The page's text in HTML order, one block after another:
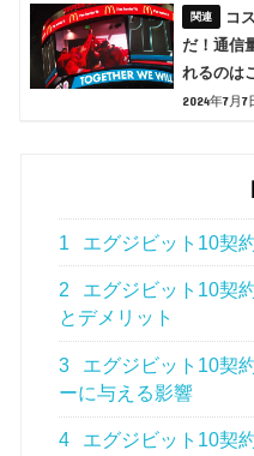
コ
だ！通信
れるのは
2024年7月7
1 エグジビット10契
2
エグジビット10契
とデメリット
3
エグジビット10契
ーに与える影響
4
エグジビット10契